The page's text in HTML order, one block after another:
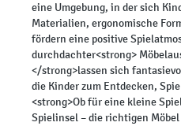
eine Umgebung, in der sich
Materialien, ergonomische
fördern eine positive
durchdachter<strong>
</strong>lassen sich
die Kinder zum Entdecken,
<strong>Ob für eine kleine
Spielinsel – die richtigen